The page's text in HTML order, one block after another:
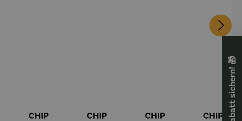
CHIP
CHIP
CHIP
CHIP 🎁 Rabatt sichern! 🎁